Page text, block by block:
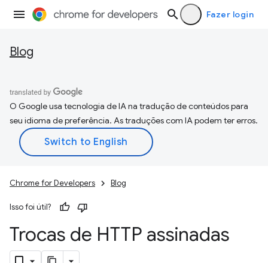
Fazer login
Blog
O Google usa tecnologia de IA na tradução de conteúdos para
seu idioma de preferência. As traduções com IA podem ter erros.
Chrome for Developers Blog
Isso foi útil?
Trocas de HTTP assinadas